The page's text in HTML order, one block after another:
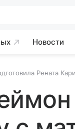
Новости
Рената